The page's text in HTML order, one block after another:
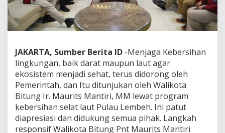
a
s
i
o
g
a
m
B
u
l
a
JAKARTA, Sumber Berita ID -Menjaga Kebersihan
lingkungan, baik darat maupun laut agar
ekosistem menjadi sehat, terus didorong oleh
Pemerintah, dan Itu ditunjukan oleh Walikota
Bitung Ir. Maurits Mantiri, MM lewat program
kebersihan selat laut Pulau Lembeh. Ini patut
diapresiasi dan didukung semua pihak. Langkah
responsif Walikota Bitung Pnt Maurits Mantiri